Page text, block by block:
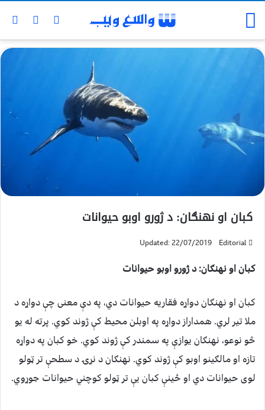
کبان او نهنګان: د ژورو اوبو حيوانات
Editorial
Updated: 22/07/2019
کبان او نهنګان:د ژورو اوبو حيوانات
کبان او نهنګان دواړه فقاریه حيوانات دي، په دې معنی چې دواړه د
ملا تير لري. همداراز دواړه په اوبلن محيط کې ژوند کوي. پرته له يو
څو نوعو، نهنګان يوازې په سمندر کې ژوند کوي. خو کبان په دواړه
تازه او مالګينو اوبو کې ژوند کوي. نهنګان د نړۍ د سطحې تر ټولو
لوی حيوانات دي او ځينې کبان يې تر ټولو کوچني حيوانات جوړوي.